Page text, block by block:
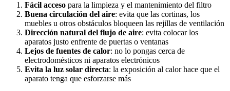
Fácil acceso para la limpieza y el mantenimiento del filtro
Buena circulación del aire: evita que las cortinas, los
muebles u otros obstáculos bloqueen las rejillas de ventilación
Dirección natural del flujo de aire: evita colocar los
aparatos justo enfrente de puertas o ventanas
Lejos de fuentes de calor: no lo pongas cerca de
electrodomésticos ni aparatos electrónicos
Evita la luz solar directa: la exposición al calor hace que el
aparato tenga que esforzarse más